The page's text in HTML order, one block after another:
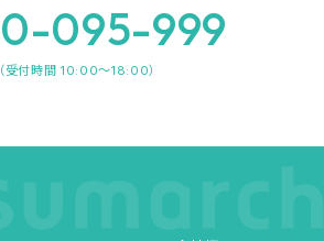
095-999
（受付時間 10:00～18:00）